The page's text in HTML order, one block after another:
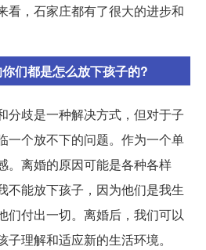
看，石家庄都有了很大的进步和
们都是怎么放下孩子的?
分歧是一种解决方式，但对于子
一个放不下的问题。作为一个单
。离婚的原因可能是各种各样
不能放下孩子，因为他们是我生
们付出一切。离婚后，我们可以
理解和适应新的生活环境。